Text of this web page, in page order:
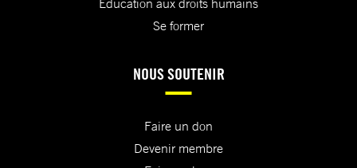
Education aux droits humains
Se former
NOUS SOUTENIR
Faire un don
Devenir membre